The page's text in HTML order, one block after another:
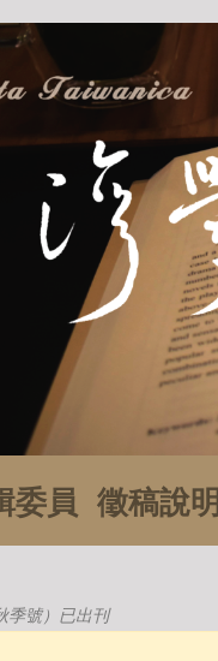
委員 徵稿說明
季號）已出刊